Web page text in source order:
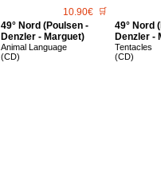
10.90€ 🛒
49° Nord (Poulsen -
Denzler - Marguet)
Animal Language
(CD)
49° Nord
Denzler -
Tentacles
(CD)